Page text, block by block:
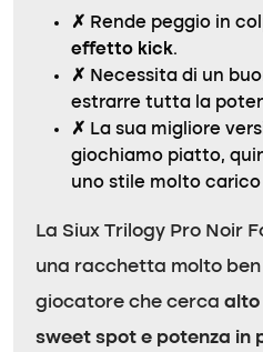
✗ Rende peggio in
effetto kick.
✗ Necessita di un
estrarre tutta la
✗ La sua migliore
giochiamo piatto,
uno stile molto
La Siux Trilogy Pro Noir
una racchetta molto
giocatore che cerca alto
sweet spot e potenza in